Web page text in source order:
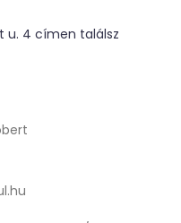
u. 4 címen találsz